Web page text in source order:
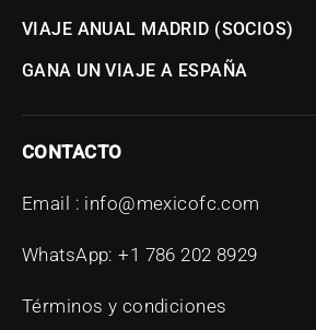
VIAJE ANUAL MADRID (SOCIOS)
GANA UN VIAJE A ESPAÑA
CONTACTO
Email : info@mexicofc.com
WhatsApp: +1 786 202 8929
Términos y condiciones